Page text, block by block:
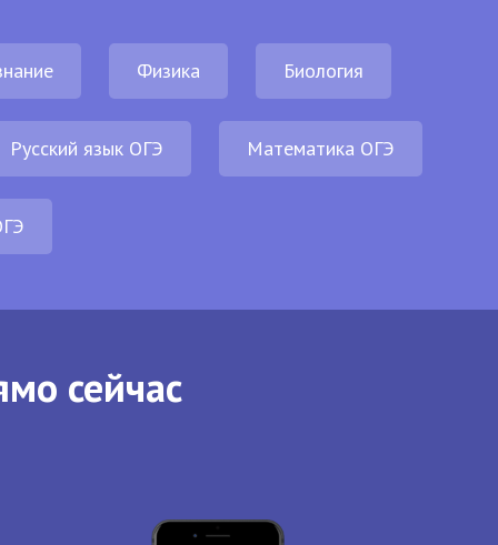
Физика Биология
Русский язык ОГЭ Математика ОГЭ
сейчас